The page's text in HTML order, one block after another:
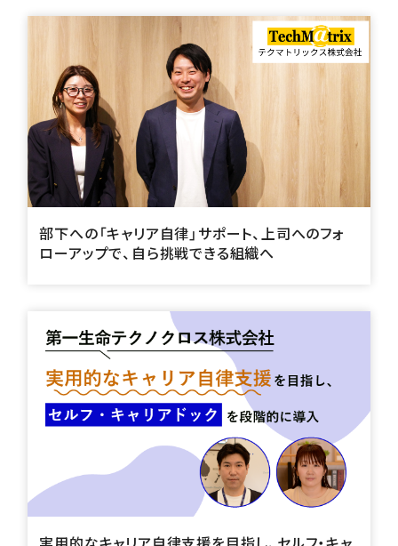
部下への「キャリア自律」サポート、上司へのフォ
ローアップで、自ら挑戦できる組織へ